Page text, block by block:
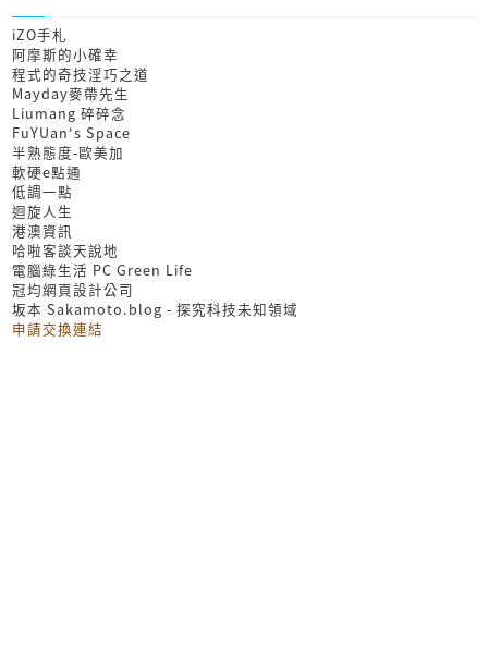
iZO手札
阿摩斯的小確幸
程式的奇技淫巧之道
Mayday麥帶先生
Liumang 碎碎念
FuYUan's Space
半熟態度-歐美加
軟硬e點通
低調一點
迴旋人生
港澳資訊
哈啦客談天說地
電腦綠生活 PC Green Life
冠均網頁設計公司
坂本 Sakamoto.blog - 探究科技未知領域
申請交換連結